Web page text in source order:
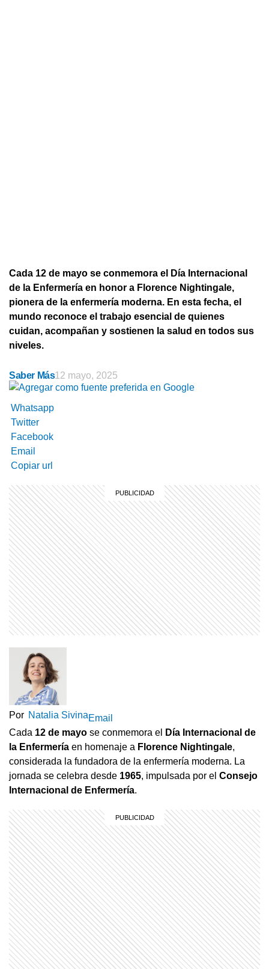
Cada 12 de mayo se conmemora el Día Internacional
de la Enfermería en honor a Florence Nightingale,
pionera de la enfermería moderna. En esta fecha, el
mundo reconoce el trabajo esencial de quienes
cuidan, acompañan y sostienen la salud en todos sus
niveles.
Saber Más12 mayo, 2025
Whatsapp
Twitter
Facebook
Email
Copiar url
Por Natalia SivinaEmail
Cada 12 de mayo se conmemora el
Día Internacional de
la Enfermería en homenaje a Florence Nightingale,
considerada la fundadora de la enfermería moderna. La
jornada se celebra desde 1965, impulsada por el Consejo
Internacional de Enfermería.